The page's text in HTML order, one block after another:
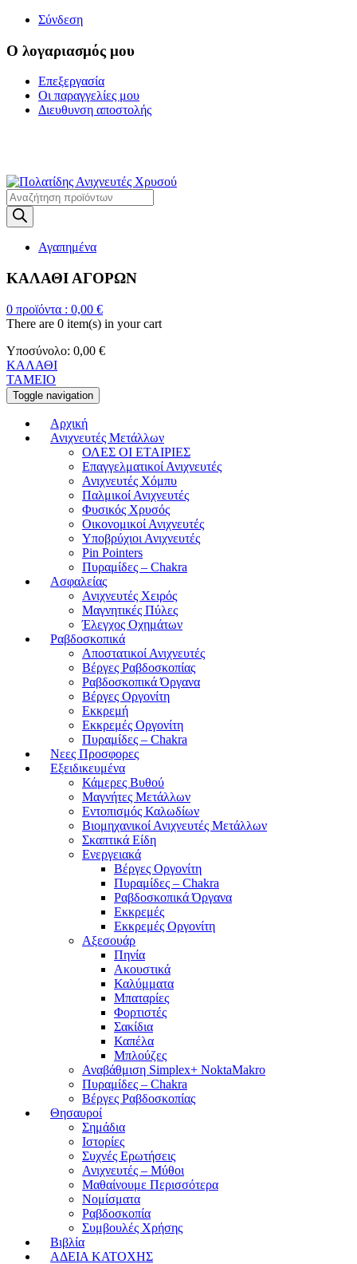
Σύνδεση
Ο λογαριασμός μου
Επεξεργασία
Οι παραγγελίες μου
Διευθυνση αποστολής
Products
search
Αγαπημένα
ΚΑΛΑΘΙ ΑΓΟΡΩΝ
0 προϊόντα : 0,00 €
There are 0 item(s) in your cart
Υποσύνολο: 0,00 €
ΚΑΛΑΘΙ
ΤΑΜΕΙΟ
Toggle navigation
Αρχική
Ανιχνευτές Μετάλλων
ΟΛΕΣ ΟΙ ΕΤΑΙΡΙΕΣ
Επαγγελματικοί Ανιχνευτές
Ανιχνευτές Χόμπυ
Παλμικοί Ανιχνευτές
Φυσικός Χρυσός
Οικονομικοί Ανιχνευτές
Υποβρύχιοι Ανιχνευτές
Pin Pointers
Πυραμίδες – Chakra
Ασφαλείας
Ανιχνευτές Χειρός
Μαγνητικές Πύλες
Έλεγχος Οχημάτων
Ραβδοσκοπικά
Αποστατικοί Ανιχνευτές
Βέργες Ραβδοσκοπίας
Ραβδοσκοπικά Όργανα
Βέργες Οργονίτη
Εκκρεμή
Εκκρεμές Οργονίτη
Πυραμίδες – Chakra
Νεες Προσφορες
Εξειδικευμένα
Κάμερες Βυθού
Μαγνήτες Μετάλλων
Εντοπισμός Καλωδίων
Βιομηχανικοί Ανιχνευτές Μετάλλων
Σκαπτικά Είδη
Ενεργειακά
Βέργες Οργονίτη
Πυραμίδες – Chakra
Ραβδοσκοπικά Όργανα
Εκκρεμές
Εκκρεμές Οργονίτη
Αξεσουάρ
Πηνία
Ακουστικά
Καλύμματα
Μπαταρίες
Φορτιστές
Σακίδια
Καπέλα
Μπλούζες
Αναβάθμιση Simplex+ NoktaMakro
Πυραμίδες – Chakra
Βέργες Ραβδοσκοπίας
Θησαυροί
Σημάδια
Ιστορίες
Συχνές Ερωτήσεις
Ανιχνευτές – Μύθοι
Μαθαίνουμε Περισσότερα
Νομίσματα
Ραβδοσκοπία
Συμβουλές Χρήσης
Βιβλία
ΑΔΕΙΑ ΚΑΤΟΧΗΣ